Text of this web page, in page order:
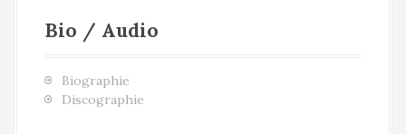
Bio / Audio
Biographie
Discographie